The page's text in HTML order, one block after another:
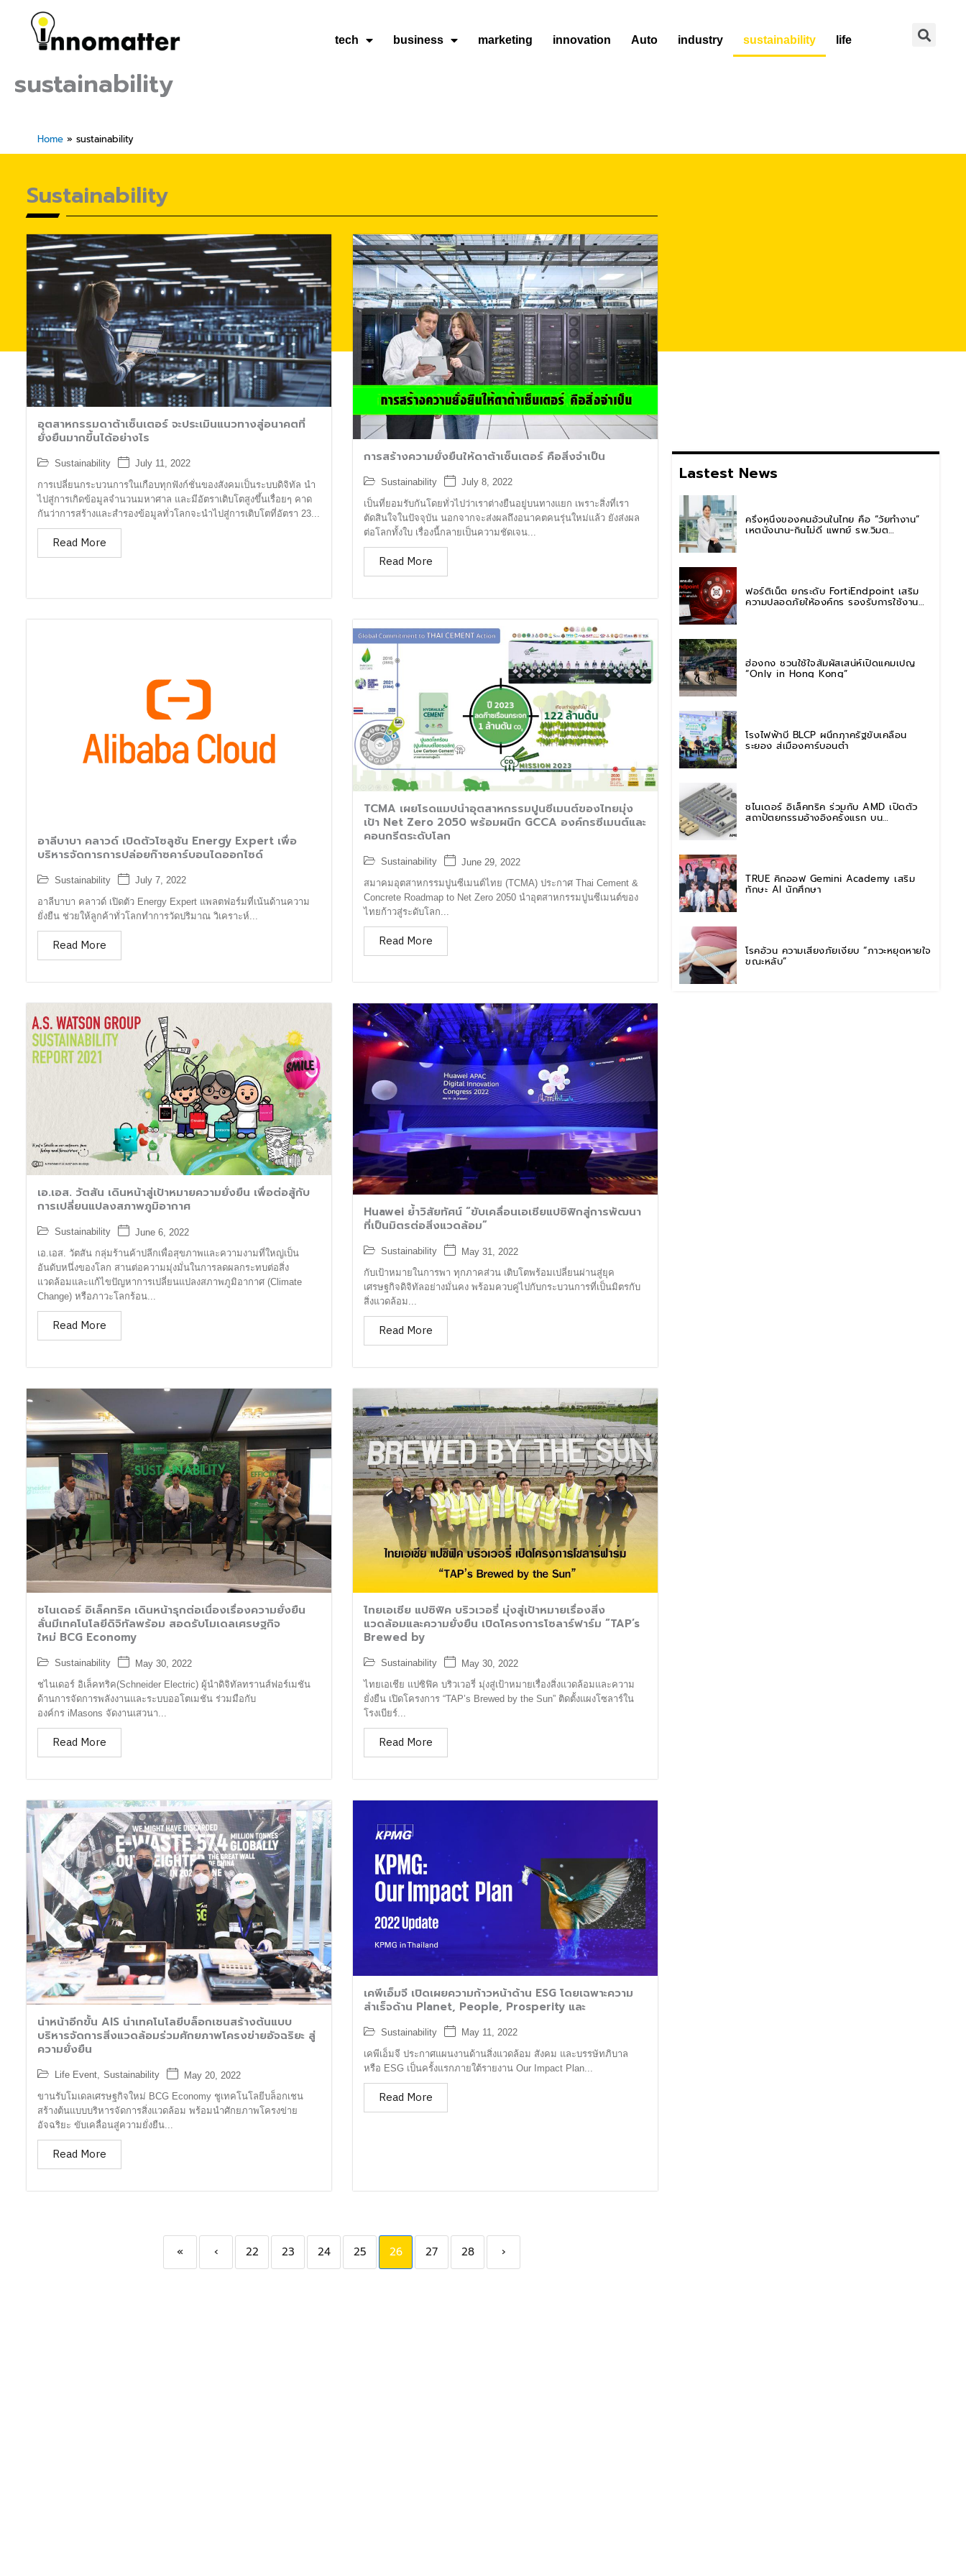
content
tech business marketing innovation Auto industry sustainability life
sustainability
Home» sustainability
Sustainability
อุตสาหกรรมดาต้าเซ็นเตอร์ จะประเมินแนวทางสู่อนาคตที่
ยั่งยืนมากขึ้นได้อย่างไร
Sustainability
July 11, 2022
การเปลี่ยนกระบวนการในเกือบทุกฟังก์ชั่นของสังคมเป็นระบบดิจิทัล นำ
ไปสู่การเกิดข้อมูลจำนวนมหาศาล และมีอัตราเติบโตสูงขึ้นเรื่อยๆ คาด
กันว่าการสร้างและสำรองข้อมูลทั่วโลกจะนำไปสู่การเติบโตที่อัตรา 23...
Read More
การสร้างความยั่งยืนให้ดาต้าเซ็นเตอร์ คือสิ่งจำเป็น
Sustainability
July 8, 2022
เป็นที่ยอมรับกันโดยทั่วไปว่าเราต่างยืนอยู่บนทางแยก เพราะสิ่งที่เรา
ตัดสินใจในปัจจุบัน นอกจากจะส่งผลถึงอนาคตคนรุ่นใหม่แล้ว ยังส่งผล
ต่อโลกทั้งใบ เรื่องนี้กลายเป็นความชัดเจน...
Read More
อาลีบาบา คลาวด์ เปิดตัวโซลูชัน Energy Expert เพื่อ
บริหารจัดการการปล่อยก๊าซคาร์บอนไดออกไซด์
Sustainability
July 7, 2022
อาลีบาบา คลาวด์ เปิดตัว Energy Expert แพลตฟอร์มที่เน้นด้านความ
ยั่งยืน ช่วยให้ลูกค้าทั่วโลกทำการวัดปริมาณ วิเคราะห์...
Read More
TCMA เผยโรดแมปนำอุตสาหกรรมปูนซีเมนต์ของไทยมุ่ง
เป้า Net Zero 2050 พร้อมผนึก GCCA องค์กรซีเมนต์และ
คอนกรีตระดับโลก
Sustainability
June 29, 2022
สมาคมอุตสาหกรรมปูนซีเมนต์ไทย (TCMA) ประกาศ Thai Cement &
Concrete Roadmap to Net Zero 2050 นำอุตสาหกรรมปูนซีเมนต์ของ
ไทยก้าวสู่ระดับโลก...
Read More
เอ.เอส. วัตสัน เดินหน้าสู่เป้าหมายความยั่งยืน เพื่อต่อสู้กับ
การเปลี่ยนแปลงสภาพภูมิอากาศ
Sustainability
June 6, 2022
เอ.เอส. วัตสัน กลุ่มร้านค้าปลีกเพื่อสุขภาพและความงามที่ใหญ่เป็น
อันดับหนึ่งของโลก สานต่อความมุ่งมั่นในการลดผลกระทบต่อสิ่ง
แวดล้อมและแก้ไขปัญหาการเปลี่ยนแปลงสภาพภูมิอากาศ (Climate
Change) หรือภาวะโลกร้อน...
Read More
Huawei ย้ำวิสัยทัศน์ “ขับเคลื่อนเอเชียแปซิฟิกสู่การพัฒนา
ที่เป็นมิตรต่อสิ่งแวดล้อม”
Sustainability
May 31, 2022
กับเป้าหมายในการพา ทุกภาคส่วน เติบโตพร้อมเปลี่ยนผ่านสู่ยุค
เศรษฐกิจดิจิทัลอย่างมั่นคง พร้อมควบคู่ไปกับกระบวนการที่เป็นมิตรกับ
สิ่งแวดล้อม...
Read More
ชไนเดอร์ อิเล็คทริค เดินหน้ารุกต่อเนื่องเรื่องความยั่งยืน
ลั่นมีเทคโนโลยีดิจิทัลพร้อม สอดรับโมเดลเศรษฐกิจ
ใหม่ BCG Economy
Sustainability
May 30, 2022
ชไนเดอร์ อิเล็คทริค(Schneider Electric) ผู้นำดิจิทัลทรานส์ฟอร์เมชัน
ด้านการจัดการพลังงานและระบบออโตเมชัน ร่วมมือกับ
องค์กร iMasons จัดงานเสวนา...
Read More
ไทยเอเชีย แปซิฟิค บริวเวอรี่ มุ่งสู่เป้าหมายเรื่องสิ่ง
แวดล้อมและความยั่งยืน เปิดโครงการโซลาร์ฟาร์ม “TAP’s
Brewed by
Sustainability
May 30, 2022
ไทยเอเชีย แปซิฟิค บริวเวอรี่ มุ่งสู่เป้าหมายเรื่องสิ่งแวดล้อมและความ
ยั่งยืน เปิดโครงการ “TAP’s Brewed by the Sun” ติดตั้งแผงโซลาร์ใน
โรงเบียร์...
Read More
นำหน้าอีกขั้น AIS นำเทคโนโลยีบล็อกเชนสร้างต้นแบบ
บริหารจัดการสิ่งแวดล้อมร่วมศักยภาพโครงข่ายอัจฉริยะ สู่
ความยั่งยืน
Life Event, Sustainability
May 20, 2022
ขานรับโมเดลเศรษฐกิจใหม่ BCG Economy ชูเทคโนโลยีบล็อกเชน
สร้างต้นแบบบริหารจัดการสิ่งแวดล้อม พร้อมนำศักยภาพโครงข่าย
อัจฉริยะ ขับเคลื่อนสู่ความยั่งยืน...
Read More
เคพีเอ็มจี เปิดเผยความก้าวหน้าด้าน ESG โดยเฉพาะความ
สำเร็จด้าน Planet, People, Prosperity และ
Sustainability
May 11, 2022
เคพีเอ็มจี ประกาศแผนงานด้านสิ่งแวดล้อม สังคม และบรรษัทภิบาล
หรือ ESG เป็นครั้งแรกภายใต้รายงาน Our Impact Plan...
Read More
« ‹ 22 23 24 25 26 27 28 ›
Lastest News
ครึ่งหนึ่งของคนอ้วนในไทย คือ “วัยทำงาน”
เหตุนั่งนาน-กินไม่ดี แพทย์ รพ.วิมุต
ฟอร์ติเน็ต ยกระดับ FortiEndpoint เสริม
ความปลอดภัยให้องค์กร รองรับการใช้งาน
ฮ่องกง ชวนใช้ใจสัมผัสเสน่ห์เปิดแคมเปญ
“Only in Hong Kong”
โรงไฟฟ้าบี BLCP ผนึกภาครัฐขับเคลื่อน
ระยอง สู่เมืองคาร์บอนต่ำ
ชไนเดอร์ อิเล็คทริค ร่วมกับ AMD เปิดตัว
สถาปัตยกรรมอ้างอิงครั้งแรก บน
TRUE คิกออฟ Gemini Academy เสริม
ทักษะ AI นักศึกษา
โรคอ้วน ความเสี่ยงภัยเงียบ “ภาวะหยุดหายใจ
ขณะหลับ”